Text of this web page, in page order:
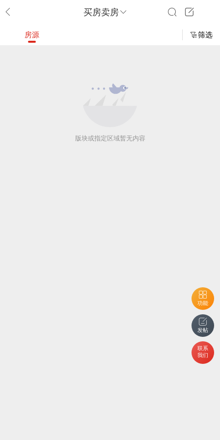
买房卖房
功能
发帖
联系
我们
房源 筛选
版块或指定区域暂无内容